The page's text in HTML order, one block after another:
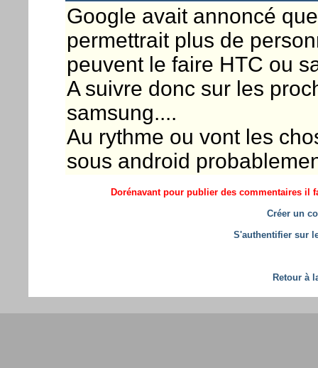
Google avait annoncé
permettrait plus de
peuvent le faire HTC ou
A suivre donc sur les
samsung....
Au rythme ou vont les
sous android
Dorénavant pour publier des commentaires il
Créer un
S'authentifier sur
Retour à